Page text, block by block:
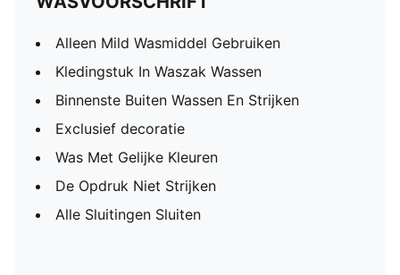
Alleen Mild Wasmiddel Gebruiken
Kledingstuk In Waszak Wassen
Binnenste Buiten Wassen En Strijken
Exclusief decoratie
Was Met Gelijke Kleuren
De Opdruk Niet Strijken
Alle Sluitingen Sluiten